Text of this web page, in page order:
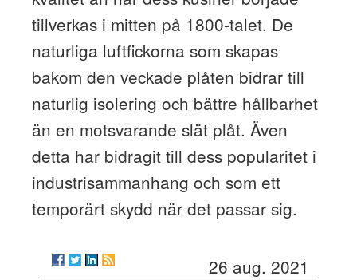
tillverkas i mitten på 1800-talet. De
naturliga luftfickorna som skapas
bakom den veckade plåten bidrar till
naturlig isolering och bättre hållbarhet
än en motsvarande slät plåt. Även
detta har bidragit till dess popularitet i
industrisammanhang och som ett
temporärt skydd när det passar sig.
26 aug. 2021